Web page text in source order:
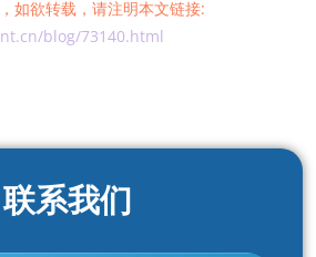
，如欲转载，请注明本文链接:
blog/73140.html
联系我们